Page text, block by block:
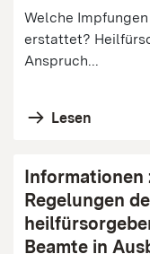
Welche
erstattet?
Anspruch...
Lesen
Informationen
Regelungen
Beamte in